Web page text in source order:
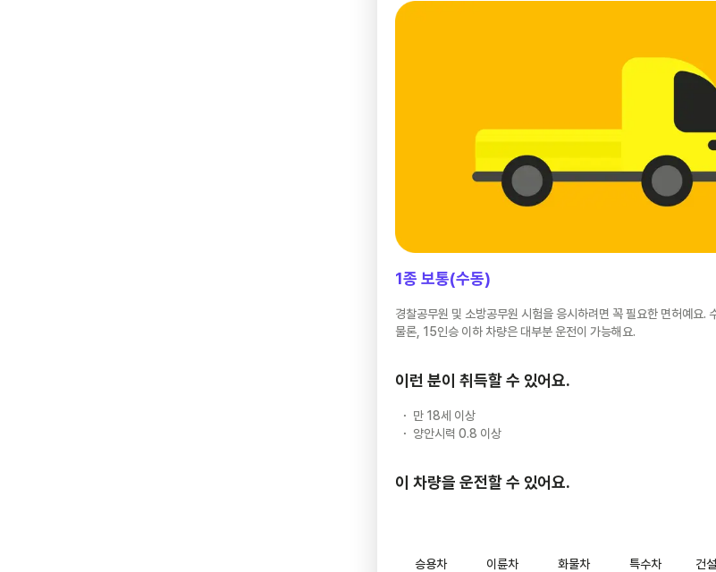
1종 보통(수동)
경찰공무원 및 소방공무원 시험을 응시하려면 꼭 필요한 면허예요.
물론, 15인승 이하 차량은 대부분 운전이 가능해요.
이런 분이 취득할 수 있어요.
만 18세 이상
양안시력 0.8 이상
이 차량을 운전할 수 있어요.
승용차 이륜차 화물차 특수차 건